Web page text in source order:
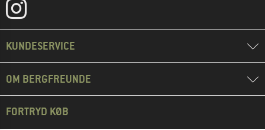
KUNDESERVICE
OM BERGFREUNDE
FORTRYD KØB